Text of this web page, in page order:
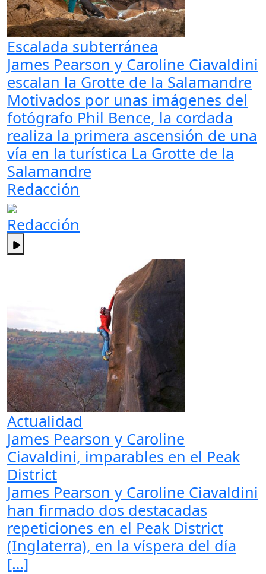
Escalada subterránea
James Pearson y Caroline Ciavaldini
escalan la Grotte de la Salamandre
Motivados por unas imágenes del
fotógrafo Phil Bence, la cordada
realiza la primera ascensión de una
vía en la turística La Grotte de la
Salamandre
Redacción
Redacción
Actualidad
James Pearson y Caroline
Ciavaldini, imparables en el Peak
District
James Pearson y Caroline Ciavaldini
han firmado dos destacadas
repeticiones en el Peak District
(Inglaterra), en la víspera del día
[…]